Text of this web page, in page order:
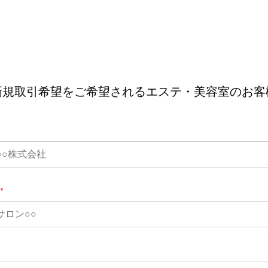
規取引希望をご希望されるエステ・美容室のお客
*